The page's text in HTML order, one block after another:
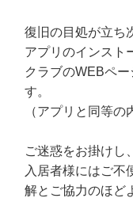
復旧の目処が立ち
アプリのインスト
クラブのWEBペ
す。
（アプリと同等の
ご迷惑をお掛けし
入居者様にはご不
解とご協力のほど